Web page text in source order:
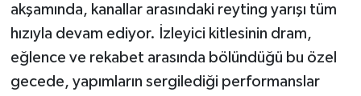
akşamında, kanallar arasındaki reyting yarışı tüm
hızıyla devam ediyor. İzleyici kitlesinin dram,
eğlence ve rekabet arasında bölündüğü bu özel
gecede, yapımların sergilediği performanslar